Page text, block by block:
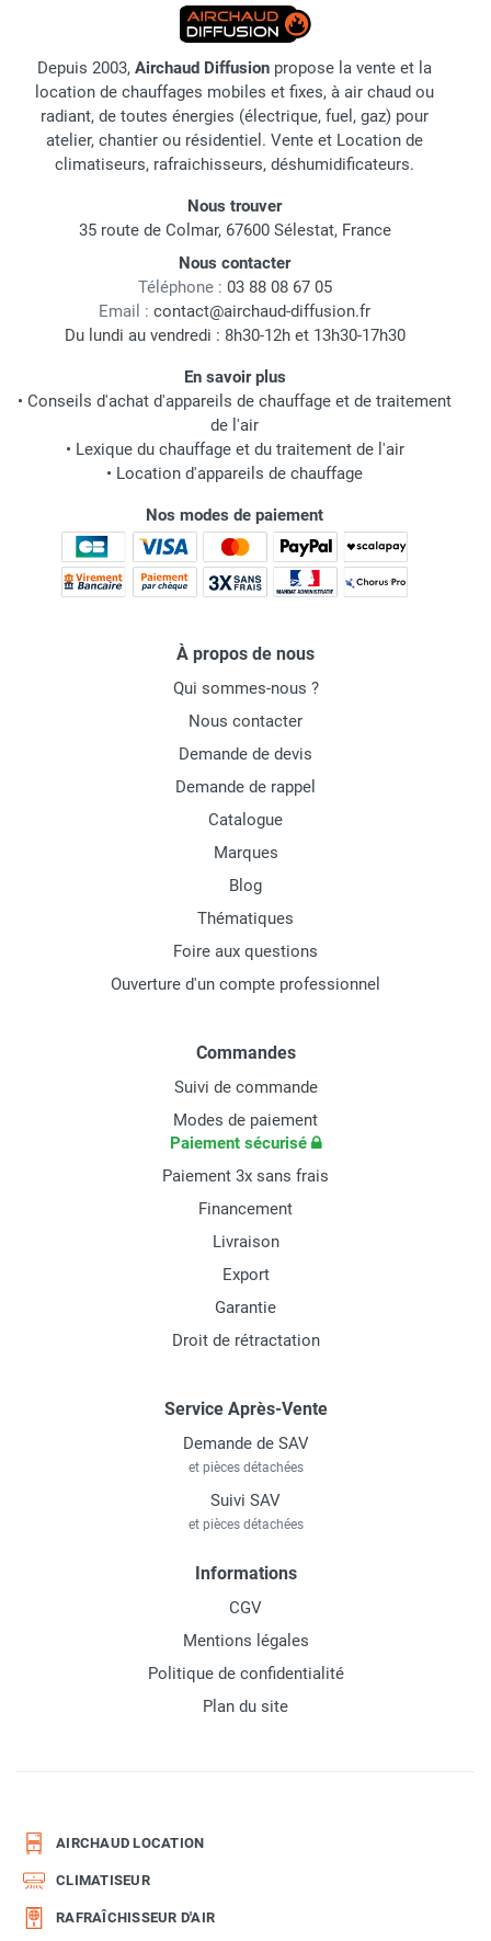
Depuis 2003, Airchaud Diffusion propose la vente et la
location de chauffages mobiles et fixes, à air chaud ou
radiant, de toutes énergies (électrique, fuel, gaz) pour
atelier, chantier ou résidentiel. Vente et Location de
climatiseurs, rafraichisseurs, déshumidificateurs.
Nous trouver
35 route de Colmar, 67600 Sélestat, France
Nous contacter
Téléphone : 03 88 08 67 05
Email : contact@airchaud-diffusion.fr
Du lundi au vendredi : 8h30-12h et 13h30-17h30
En savoir plus
• Conseils d'achat d'appareils de chauffage et de traitement
de l'air
• Lexique du chauffage et du traitement de l'air
• Location d'appareils de chauffage
Nos modes de paiement
À propos de nous
Qui sommes-nous ?
Nous contacter
Demande de devis
Demande de rappel
Catalogue
Marques
Blog
Thématiques
Foire aux questions
Ouverture d'un compte professionnel
Commandes
Suivi de commande
Modes de paiement
Paiement sécurisé
Paiement 3x sans frais
Financement
Livraison
Export
Garantie
Droit de rétractation
Service Après-Vente
Demande de SAV
et pièces détachées
Suivi SAV
et pièces détachées
Informations
CGV
Mentions légales
Politique de confidentialité
Plan du site
AIRCHAUD LOCATION
CLIMATISEUR
RAFRAÎCHISSEUR D'AIR